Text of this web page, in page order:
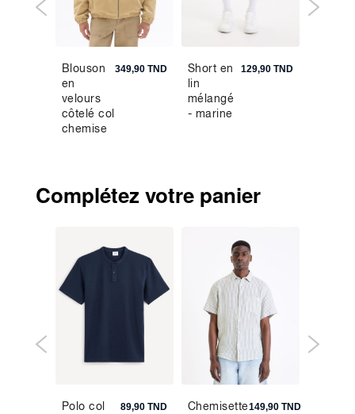
Blouson
en
velours
côtelé col
chemise
349,90 TND
Short en
lin
mélangé
- marine
129,90 TND
Complétez votre panier
Polo col
89,90 TND
Chemisette149,90 TND